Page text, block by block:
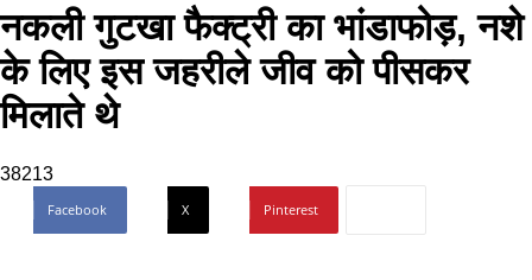
नकली गुटखा फैक्ट्री का भांडाफोड़, नशे
के लिए इस जहरीले जीव को पीसकर
मिलाते थे
38213
Facebook X Pinterest